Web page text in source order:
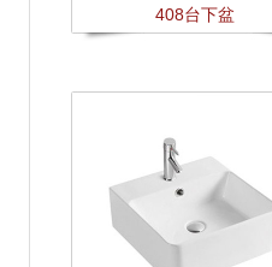
408台下盆